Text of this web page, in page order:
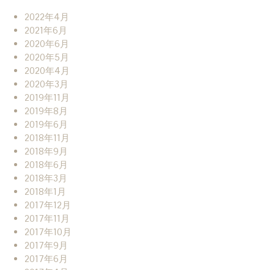
2022年4月
2021年6月
2020年6月
2020年5月
2020年4月
2020年3月
2019年11月
2019年8月
2019年6月
2018年11月
2018年9月
2018年6月
2018年3月
2018年1月
2017年12月
2017年11月
2017年10月
2017年9月
2017年6月